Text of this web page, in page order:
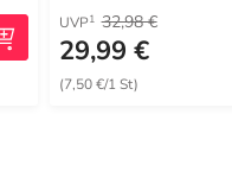
UVP1 32,98 €
29,99 €
(7,50 €/1 St)